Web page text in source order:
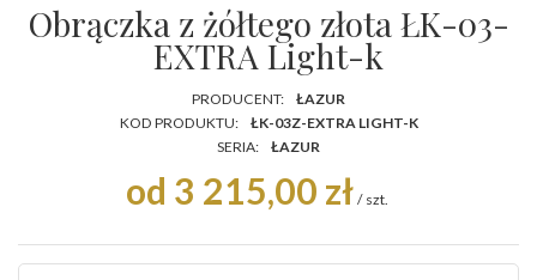
Obrączka z żółtego złota ŁK-03-
EXTRA Light-k
PRODUCENT:
ŁAZUR
KOD PRODUKTU:
ŁK-03Z-EXTRA LIGHT-K
SERIA:
ŁAZUR
od 3 215,00 zł / szt.